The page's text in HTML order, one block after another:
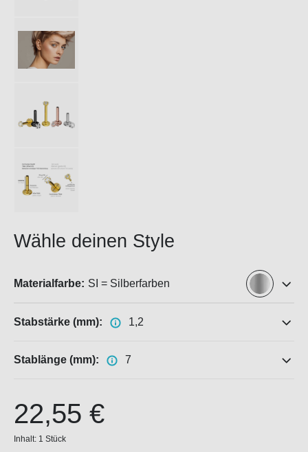
Wähle deinen Style
Materialfarbe: SI = Silberfarben
Stabstärke (mm): 1,2
Stablänge (mm): 7
22,55 €
Inhalt: 1 Stück